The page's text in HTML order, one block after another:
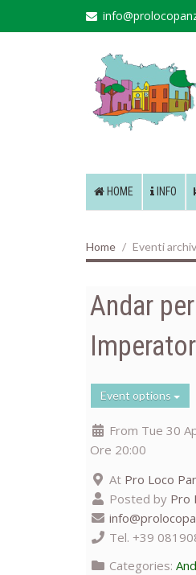
HOME INFO
Home Eventi
Andar
Event options
From Tue 30
Ore 20:00
At Pro Loco
Posted by Pro
Tel. +39
Categories: